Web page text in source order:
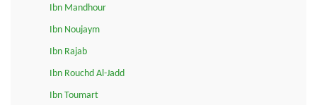
Ibn Mandhour
Ibn Noujaym
Ibn Rajab
Ibn Rouchd Al-Jadd
Ibn Toumart